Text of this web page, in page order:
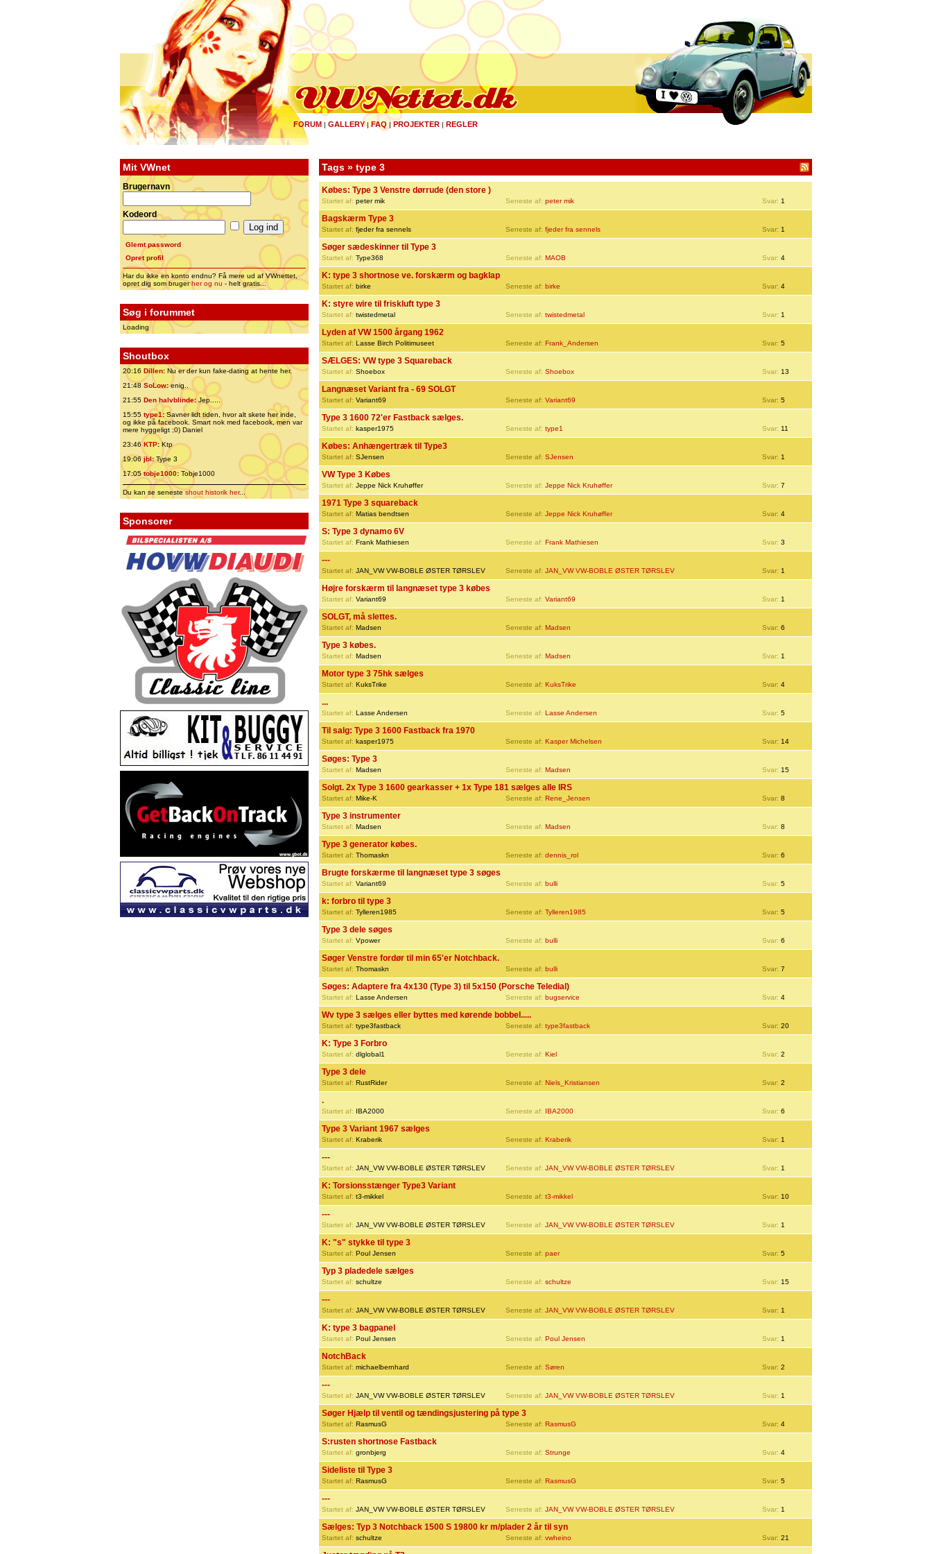
FORUM | GALLERY|FAQ | PROJEKTER | REGLER
Mit VWnet
Brugernavn
Kodeord
Glemt password
Opret profil
Har du ikke en konto endnu? Få mere ud af VWnettet,
opret dig som brugerher og nu - helt gratis...
Søg i forummet
Loading
Shoutbox
20:16 Dillen: Nu er der kun fake-dating at hente her.
21:48 SoLow:enig..
21:55 Den halvblinde:Jep.....
15:55 type1:Savner lidt tiden, hvor alt skete her inde,
og ikke på facebook. Smart nok med facebook, men var
mere hyggeligt ;0) Daniel
23:46 KTP:Ktp
19:06jbl:Type 3
17:05tobje1000: Tobje1000
Du kan se senesteshout historik her...
Sponsorer
Tags » type 3
Købes: Type 3 Venstre dørrude (den store )
Startet af: peter mik Seneste af: peter mik Svar: 1
Bagskærm Type 3
Startet af: fjeder fra sennels Seneste af: fjeder fra sennels Svar: 1
Søger sædeskinner til Type 3
Startet af: Type368 Seneste af: MAOB Svar: 4
K: type 3 shortnose ve. forskærm og bagklap
Startet af: birke Seneste af: birke Svar: 4
K: styre wire til friskluft type 3
Startet af: twistedmetal Seneste af: twistedmetal Svar: 1
Lyden af VW 1500 årgang 1962
Startet af: Lasse Birch Politimuseet Seneste af: Frank_Andersen Svar: 5
SÆLGES: VW type 3 Squareback
Startet af: Shoebox Seneste af: Shoebox Svar: 13
Langnæset Variant fra - 69 SOLGT
Startet af: Variant69 Seneste af: Variant69 Svar: 5
Type 3 1600 72'er Fastback sælges.
Startet af: kasper1975 Seneste af: type1 Svar: 11
Købes: Anhængertræk til Type3
Startet af: SJensen Seneste af: SJensen Svar: 1
VW Type 3 Købes
Startet af: Jeppe Nick Kruhøffer Seneste af: Jeppe Nick Kruhøffer Svar: 7
1971 Type 3 squareback
Startet af: Matias bendtsen Seneste af: Jeppe Nick Kruhøffer Svar: 4
S: Type 3 dynamo 6V
Startet af: Frank Mathiesen Seneste af: Frank Mathiesen Svar: 3
---
Startet af: JAN_VW VW-BOBLE ØSTER TØRSLEV Seneste af: JAN_VW VW-BOBLE ØSTER TØRSLEV Svar: 1
Højre forskærm til langnæset type 3 købes
Startet af: Variant69 Seneste af: Variant69 Svar: 1
SOLGT, må slettes.
Startet af: Madsen Seneste af: Madsen Svar: 6
Type 3 købes.
Startet af: Madsen Seneste af: Madsen Svar: 1
Motor type 3 75hk sælges
Startet af: KuksTrike Seneste af: KuksTrike Svar: 4
...
Startet af: Lasse Andersen Seneste af: Lasse Andersen Svar: 5
Til salg: Type 3 1600 Fastback fra 1970
Startet af: kasper1975 Seneste af: Kasper Michelsen Svar: 14
Søges: Type 3
Startet af: Madsen Seneste af: Madsen Svar: 15
Solgt. 2x Type 3 1600 gearkasser + 1x Type 181 sælges alle IRS
Startet af: Mike-K Seneste af: Rene_Jensen Svar: 8
Type 3 instrumenter
Startet af: Madsen Seneste af: Madsen Svar: 8
Type 3 generator købes.
Startet af: Thomaskn Seneste af: dennis_rol Svar: 6
Brugte forskærme til langnæset type 3 søges
Startet af: Variant69 Seneste af: bulli Svar: 5
k: forbro til type 3
Startet af: Tylleren1985 Seneste af: Tylleren1985 Svar: 5
Type 3 dele søges
Startet af: Vpower Seneste af: bulli Svar: 6
Søger Venstre fordør til min 65'er Notchback.
Startet af: Thomaskn Seneste af: bulli Svar: 7
Søges: Adaptere fra 4x130 (Type 3) til 5x150 (Porsche Teledial)
Startet af: Lasse Andersen Seneste af: bugservice Svar: 4
Wv type 3 sælges eller byttes med kørende bobbel.....
Startet af: type3fastback Seneste af: type3fastback Svar: 20
K: Type 3 Forbro
Startet af: dlglobal1 Seneste af: Kiel Svar: 2
Type 3 dele
Startet af: RustRider Seneste af: Niels_Kristiansen Svar: 2
.
Startet af: IBA2000 Seneste af: IBA2000 Svar: 6
Type 3 Variant 1967 sælges
Startet af: Kraberik Seneste af: Kraberik Svar: 1
---
Startet af: JAN_VW VW-BOBLE ØSTER TØRSLEV Seneste af: JAN_VW VW-BOBLE ØSTER TØRSLEV Svar: 1
K: Torsionsstænger Type3 Variant
Startet af: t3-mikkel Seneste af: t3-mikkel Svar: 10
---
Startet af: JAN_VW VW-BOBLE ØSTER TØRSLEV Seneste af: JAN_VW VW-BOBLE ØSTER TØRSLEV Svar: 1
K: "s" stykke til type 3
Startet af: Poul Jensen Seneste af: paer Svar: 5
Typ 3 pladedele sælges
Startet af: schultze Seneste af: schultze Svar: 15
---
Startet af: JAN_VW VW-BOBLE ØSTER TØRSLEV Seneste af: JAN_VW VW-BOBLE ØSTER TØRSLEV Svar: 1
K: type 3 bagpanel
Startet af: Poul Jensen Seneste af: Poul Jensen Svar: 1
NotchBack
Startet af: michaelbernhard Seneste af: Søren Svar: 2
---
Startet af: JAN_VW VW-BOBLE ØSTER TØRSLEV Seneste af: JAN_VW VW-BOBLE ØSTER TØRSLEV Svar: 1
Søger Hjælp til ventil og tændingsjustering på type 3
Startet af: RasmusG Seneste af: RasmusG Svar: 4
S:rusten shortnose Fastback
Startet af: gronbjerg Seneste af: Strunge Svar: 4
Sideliste til Type 3
Startet af: RasmusG Seneste af: RasmusG Svar: 5
---
Startet af: JAN_VW VW-BOBLE ØSTER TØRSLEV Seneste af: JAN_VW VW-BOBLE ØSTER TØRSLEV Svar: 1
Sælges: Typ 3 Notchback 1500 S 19800 kr m/plader 2 år til syn
Startet af: schultze Seneste af: vwheino Svar: 21